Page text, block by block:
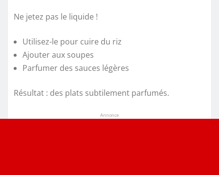
Ne jetez pas le liquide !
Utilisez-le pour cuire du riz
Ajouter aux soupes
Parfumer des sauces légères
Résultat : des plats subtilement parfumés.
Annonce